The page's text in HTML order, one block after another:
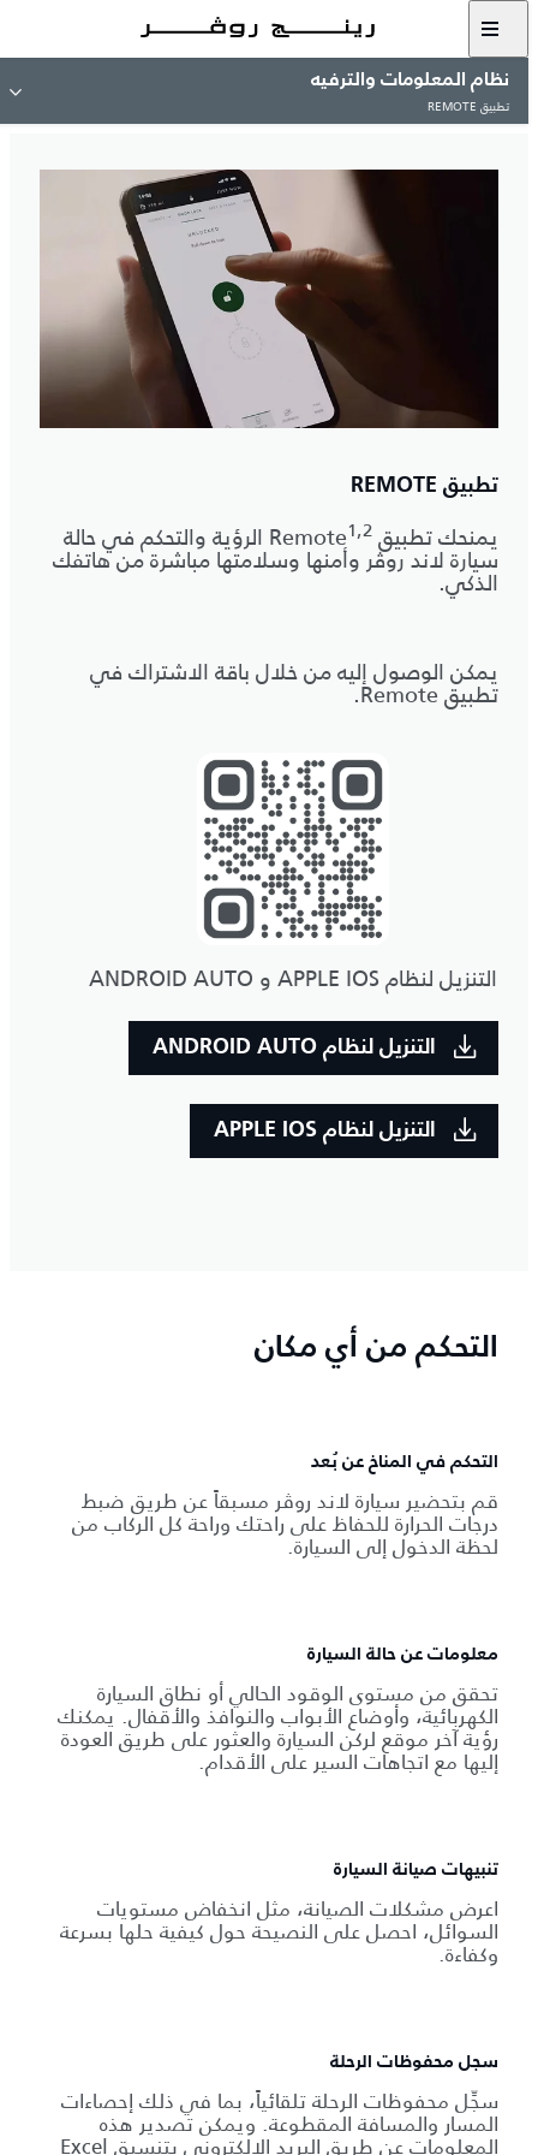
نظام المعلومات والترفيه
تطبيق REMOTE
تطبيق REMOTE
يمنحك تطبيق Remote 1,2 الرؤية والتحكم في حالة
سيارة لاند روڤر وأمنها وسلامتها مباشرة من هاتفك
الذكي.
يمكن الوصول إليه من خلال باقة الاشتراك في
تطبيق Remote.
التنزيل لنظام APPLE IOS و ANDROID AUTO
التنزيل لنظام ANDROID AUTO
التنزيل لنظام APPLE IOS
التحكم من أي مكان
التحكم في المناخ عن بُعد
قم بتحضير سيارة لاند روڤر مسبقاً عن طريق ضبط
درجات الحرارة للحفاظ على راحتك وراحة كل الركاب من
لحظة الدخول إلى السيارة.
معلومات عن حالة السيارة
تحقق من مستوى الوقود الحالي أو نطاق السيارة
الكهربائية، وأوضاع الأبواب والنوافذ والأقفال. يمكنك
رؤية آخر موقع لركن السيارة والعثور على طريق العودة
إليها مع اتجاهات السير على الأقدام.
تنبيهات صيانة السيارة
اعرض مشكلات الصيانة، مثل انخفاض مستويات
السوائل، احصل على النصيحة حول كيفية حلها بسرعة
وكفاءة.
سجل محفوظات الرحلة
سجِّل محفوظات الرحلة تلقائياً، بما في ذلك إحصاءات
المسار والمسافة المقطوعة. ويمكن تصدير هذه
المعلومات عن طريق البريد الإلكتروني بتنسيق Excel